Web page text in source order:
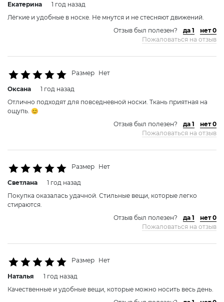
Екатерина
1 год назад
Лёгкие и удобные в носке. Не мнутся и не стесняют движений.
Отзыв был полезен?
да 1
нет 0
Пожаловаться на отзыв
Размер Нет
Оксана
1 год назад
Отлично подходят для повседневной носки. Ткань приятная на
ощупь. 😊
Отзыв был полезен?
да 1
нет 0
Пожаловаться на отзыв
Размер Нет
Светлана
1 год назад
Покупка оказалась удачной. Стильные вещи, которые легко
стираются.
Отзыв был полезен?
да 1
нет 0
Пожаловаться на отзыв
Размер Нет
Наталья
1 год назад
Качественные и удобные вещи, которые можно носить весь день.